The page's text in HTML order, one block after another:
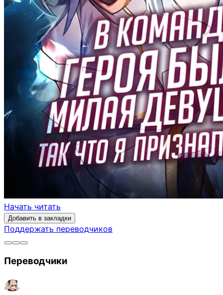
Начать читать
Добавить в закладки
Поддержать переводчиков
Переводчики